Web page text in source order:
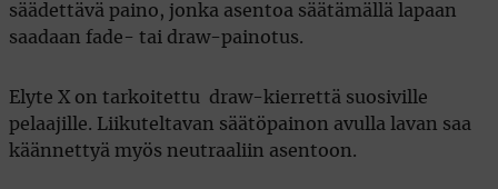
säädettävä paino, jonka asentoa säätämällä lapaan
saadaan fade- tai draw-painotus.
Elyte X on tarkoitettu draw-kierrettä suosiville
pelaajille. Liikuteltavan säätöpainon avulla lavan saa
käännettyä myös neutraaliin asentoon.